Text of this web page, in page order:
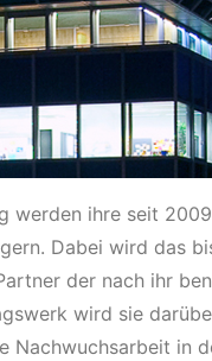
werden ihre seit
Dabei wird das
der nach ihr
wird sie
Nachwuchsarbeit in